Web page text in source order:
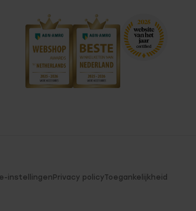
instellingenPrivacy policyToegankelijkheid